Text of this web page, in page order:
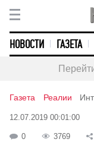
НОВОСТИ ГАЗЕТА
Газета Реалии
12.07.2019 00:01:00
0 3769